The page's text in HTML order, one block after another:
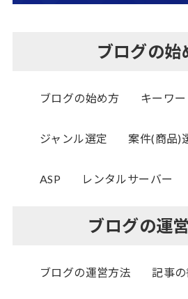
ブログの始
ブログの始め方 キーワ
ジャンル選定 案件(商品)
ASP レンタルサーバー
ブログの運
ブログの運営方法 記事